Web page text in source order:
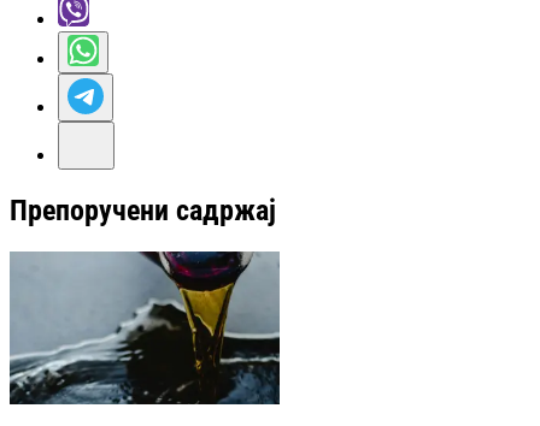
Препоручени садржај